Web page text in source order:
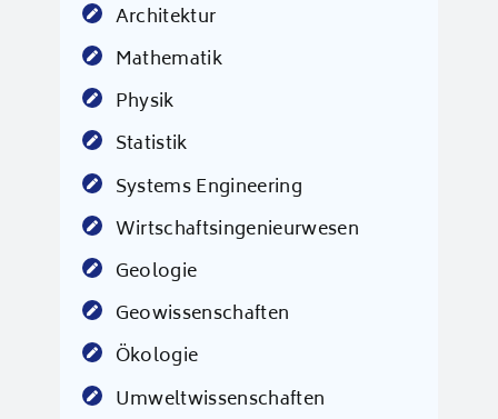
Architektur
Mathematik
Physik
Statistik
Systems Engineering
Wirtschaftsingenieurwesen
Geologie
Geowissenschaften
Ökologie
Umweltwissenschaften